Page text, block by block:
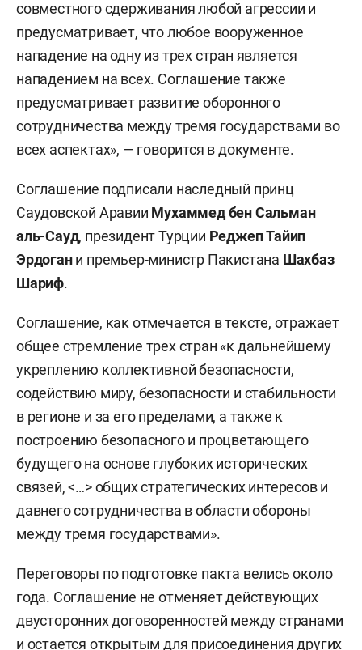
совместного сдерживания любой агрессии и
предусматривает, что любое вооруженное
нападение на одну из трех стран является
нападением на всех. Соглашение также
предусматривает развитие оборонного
сотрудничества между тремя государствами во
всех аспектах», — говорится в документе.
Соглашение подписали наследный принц
Саудовской Аравии Мухаммед бен Сальман
аль-Сауд, президент Турции РеджепТайип
Эрдогани премьер-министр Пакистана Шахбаз
Шариф.
Соглашение, как отмечается в тексте, отражает
общее стремление трех стран «к дальнейшему
укреплению коллективной безопасности,
содействию миру, безопасности и стабильности
в регионе и за его пределами, а также к
построению безопасного и процветающего
будущего на основе глубоких исторических
связей, <…> общих стратегических интересов и
давнего сотрудничества в области обороны
между тремя государствами».
Переговоры по подготовке пакта велись около
года. Соглашение не отменяет действующих
двусторонних договоренностей между странами
и остается открытым для присоединения других